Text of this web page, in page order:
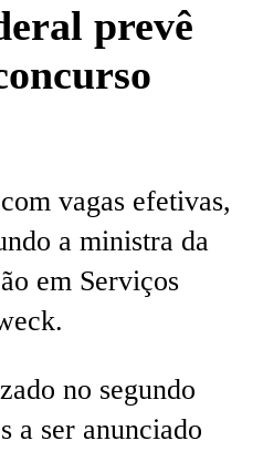
prevê
vagas efetivas,
a ministra da
em Serviços
no segundo
a ser anunciado